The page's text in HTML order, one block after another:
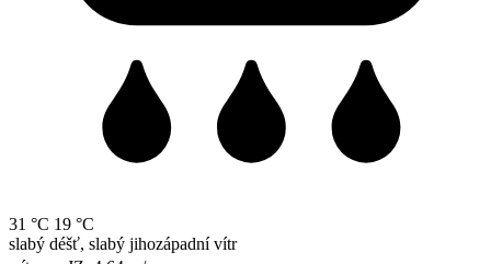
31 °C 19 °C
slabý déšť, slabý jihozápadní vítr